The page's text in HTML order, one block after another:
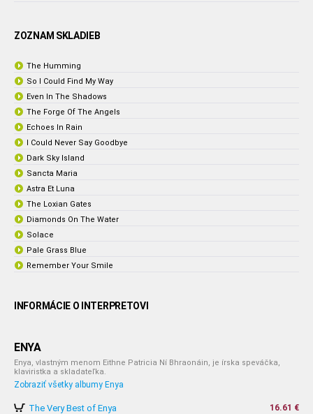
ZOZNAM SKLADIEB
The Humming
So I Could Find My Way
Even In The Shadows
The Forge Of The Angels
Echoes In Rain
I Could Never Say Goodbye
Dark Sky Island
Sancta Maria
Astra Et Luna
The Loxian Gates
Diamonds On The Water
Solace
Pale Grass Blue
Remember Your Smile
INFORMÁCIE O INTERPRETOVI
ENYA
Enya, vlastným menom Eithne Patricia Ní Bhraonáin, je írska speváčka,
klaviristka a skladateľka.
Zobraziť všetky albumy Enya
The Very Best of Enya 16.61 €